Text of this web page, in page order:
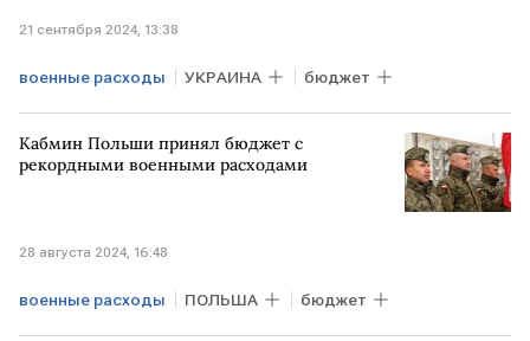
21 сентября 2024, 13:38
военные расходы УКРАИНА бюджет
Кабмин Польши принял бюджет с
рекордными военными расходами
28 августа 2024, 16:48
военные расходы ПОЛЬША бюджет